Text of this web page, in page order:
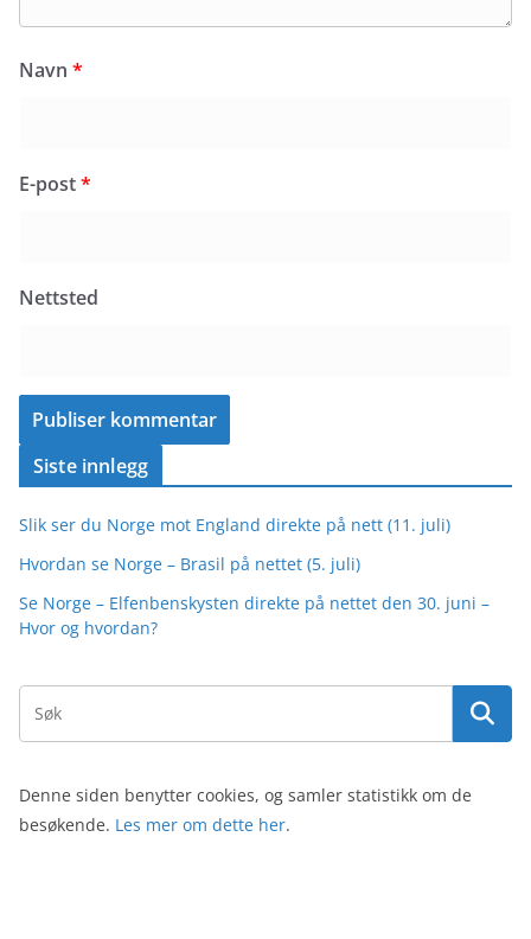
Navn *
E-post*
Nettsted
Siste innlegg
Slik ser du Norge mot England direkte på nett (11. juli)
Hvordan se Norge – Brasil på nettet (5. juli)
Se Norge – Elfenbenskysten direkte på nettet den 30. juni –
Hvor og hvordan?
Denne siden benytter cookies, og samler statistikk om de
besøkende. Les mer om dette her.